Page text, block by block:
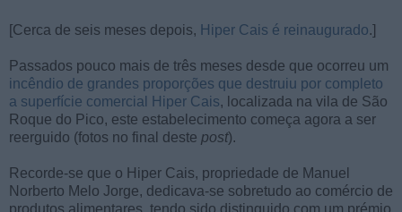
[Cerca de seis meses depois, Hiper Cais é reinaugurado.]
Passados pouco mais de três meses desde que ocorreu um
incêndio de grandes proporções que destruiu por completo
a superfície comercial Hiper Cais, localizada na vila de São
Roque do Pico, este estabelecimento começa agora a ser
reerguido (fotos no final deste post).
Recorde-se que o Hiper Cais, propriedade de Manuel
Norberto Melo Jorge, dedicava-se sobretudo ao comércio de
produtos alimentares, tendo sido distinguido com um prémio